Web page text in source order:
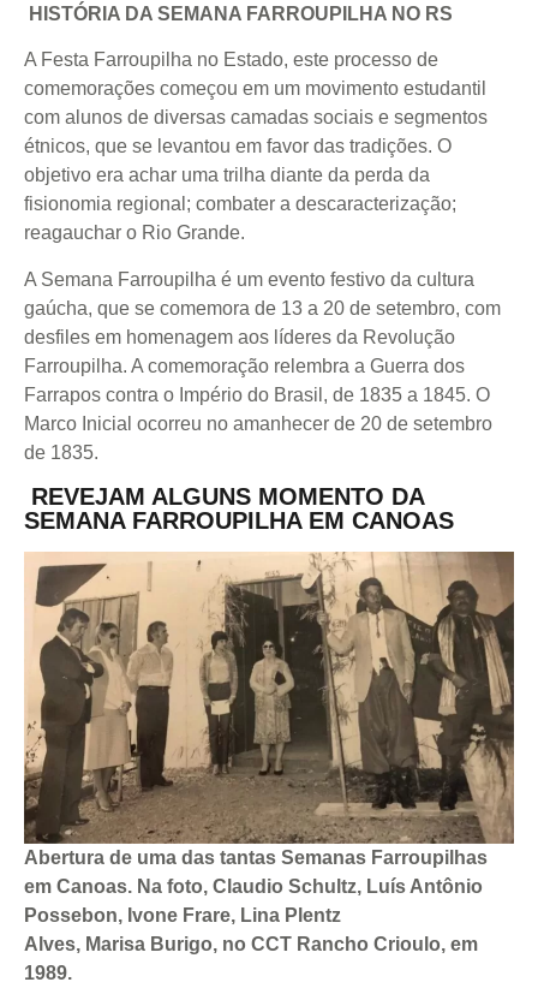
HISTÓRIA DA SEMANA FARROUPILHA NO RS
A Festa Farroupilha no Estado, este processo de
comemorações começou em um movimento estudantil
com alunos de diversas camadas sociais e segmentos
étnicos, que se levantou em favor das tradições. O
objetivo era achar uma trilha diante da perda da
fisionomia regional; combater a descaracterização;
reagauchar o Rio Grande.
A Semana Farroupilha é um evento festivo da cultura
gaúcha, que se comemora de 13 a 20 de setembro, com
desfiles em homenagem aos líderes da Revolução
Farroupilha. A comemoração relembra a Guerra dos
Farrapos contra o Império do Brasil, de 1835 a 1845. O
Marco Inicial ocorreu no amanhecer de 20 de setembro
de 1835.
REVEJAM ALGUNS MOMENTO DA
SEMANA FARROUPILHA EM CANOAS
Abertura de uma das tantas Semanas Farroupilhas
em Canoas. Na foto, Claudio Schultz, Luís Antônio
Possebon, Ivone Frare, Lina Plentz
Alves, Marisa Burigo, no CCT Rancho Crioulo, em
1989.